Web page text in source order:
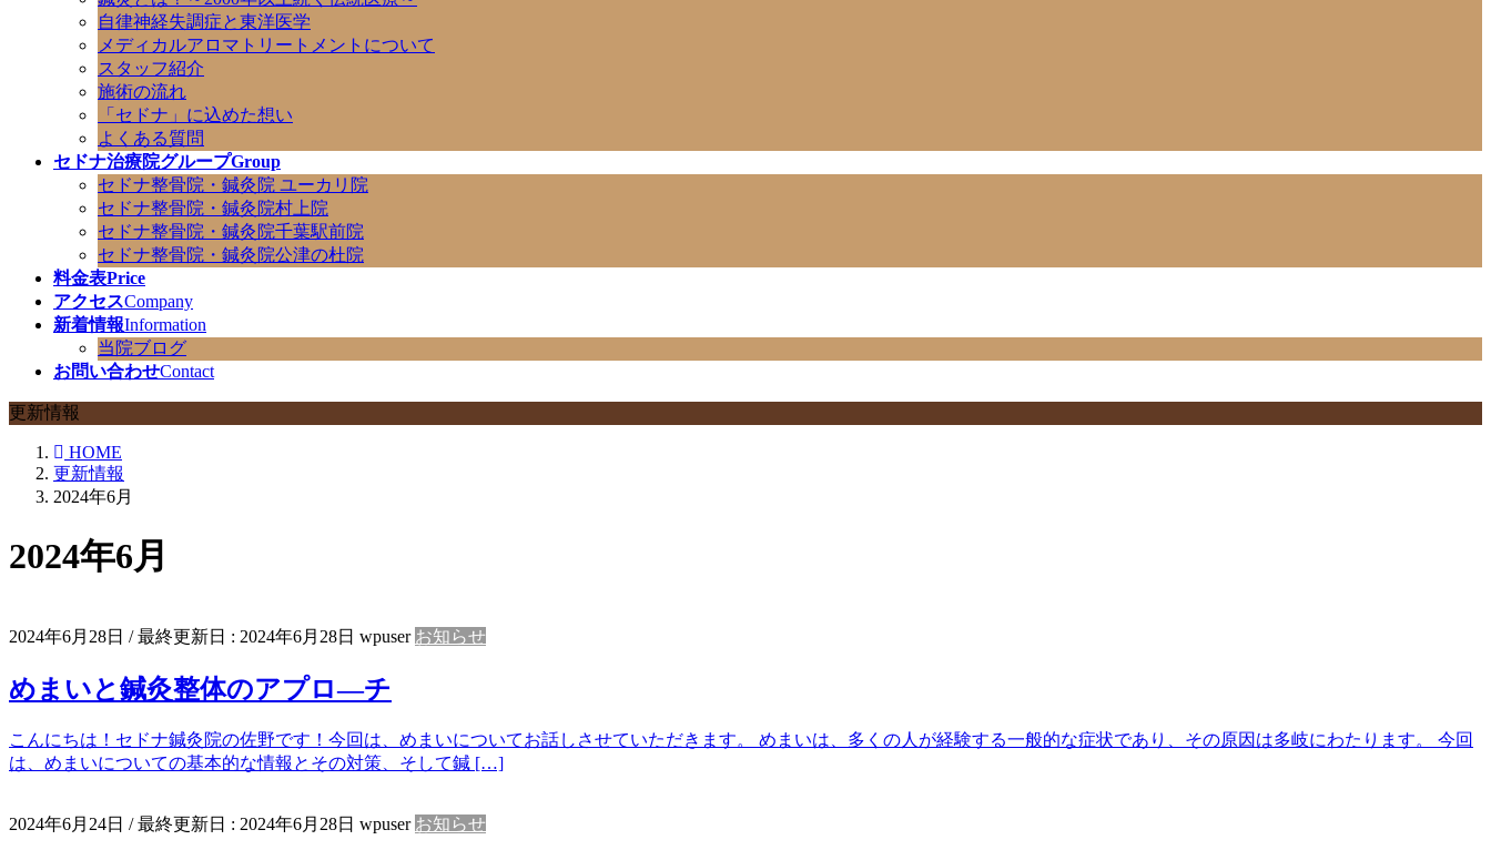
自律神経失調症と東洋医学
メディカルアロマトリートメントについて
スタッフ紹介
施術の流れ
「セドナ」に込めた想い
よくある質問
セドナ治療院グループGroup
セドナ整骨院・鍼灸院 ユーカリ院
セドナ整骨院・鍼灸院村上院
セドナ整骨院・鍼灸院千葉駅前院
セドナ整骨院・鍼灸院公津の杜院
料金表Price
アクセスCompany
新着情報Information
当院ブログ
お問い合わせContact
更新情報
HOME
更新情報
2024年6月
2024年6月
2024年6月28日 / 最終更新日 : 2024年6月28日 wpuser お知らせ
めまいと鍼灸整体のアプロ―チ
こんにちは！セドナ鍼灸院の佐野です！今回は、めまいについてお話しさせていただきます。 めまいは、多くの人が経験する一般的な症状であり、その原因は多岐にわたります。 今回
は、めまいについての基本的な情報とその対策、そして鍼 […]
2024年6月24日 / 最終更新日 : 2024年6月28日 wpuser お知らせ